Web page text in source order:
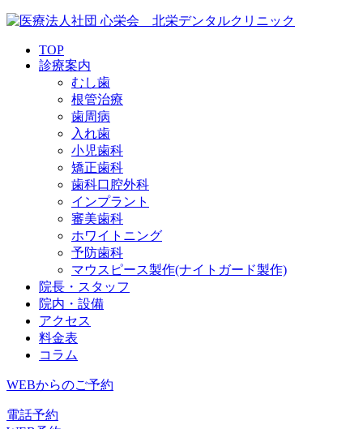
TOP
診療案内
むし歯
根管治療
歯周病
入れ歯
小児歯科
矯正歯科
歯科口腔外科
インプラント
審美歯科
ホワイトニング
予防歯科
マウスピース製作(ナイトガード製作)
院長・スタッフ
院内・設備
アクセス
料金表
コラム
WEBからのご予約
電話予約